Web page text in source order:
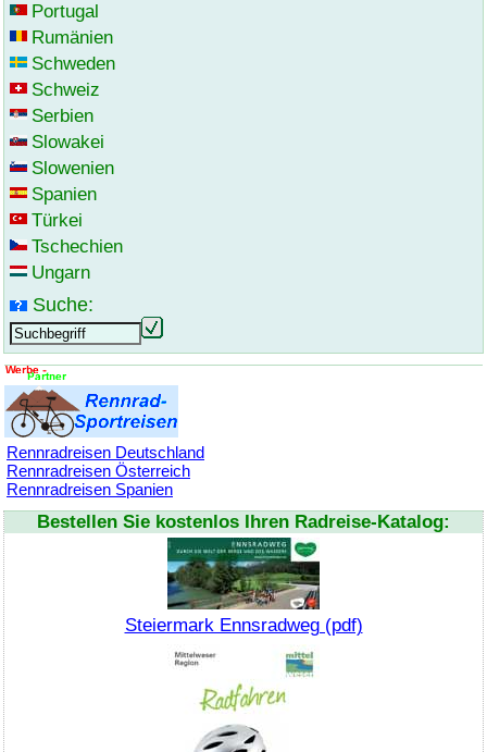
Portugal
Rumänien
Schweden
Schweiz
Serbien
Slowakei
Slowenien
Spanien
Türkei
Tschechien
Ungarn
Suche:
Rennradreisen Deutschland
Rennradreisen Österreich
Rennradreisen Spanien
Bestellen Sie kostenlos Ihren Radreise-Katalog:
Steiermark Ennsradweg (pdf)